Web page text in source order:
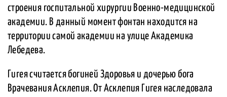
строения госпитальной хирургии Военно-медицинской
академии. В данный момент фонтан находится на
территории самой академии на улице Академика
Лебедева.
Гигея считается богиней Здоровья и дочерью бога
Врачевания Асклепия. От Асклепия Гигея наследовала